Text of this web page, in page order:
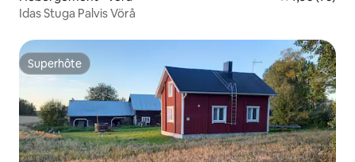
Idas Stuga Palvis Vörå
Superhôte
Superhôte